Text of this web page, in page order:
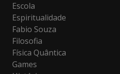
Escola
Espiritualidade
Fabio Souza
Filosofia
Física Quântica
Games